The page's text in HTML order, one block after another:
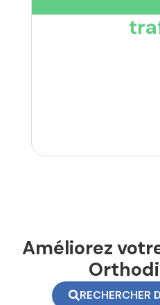
Améliorez
RECHERCHER